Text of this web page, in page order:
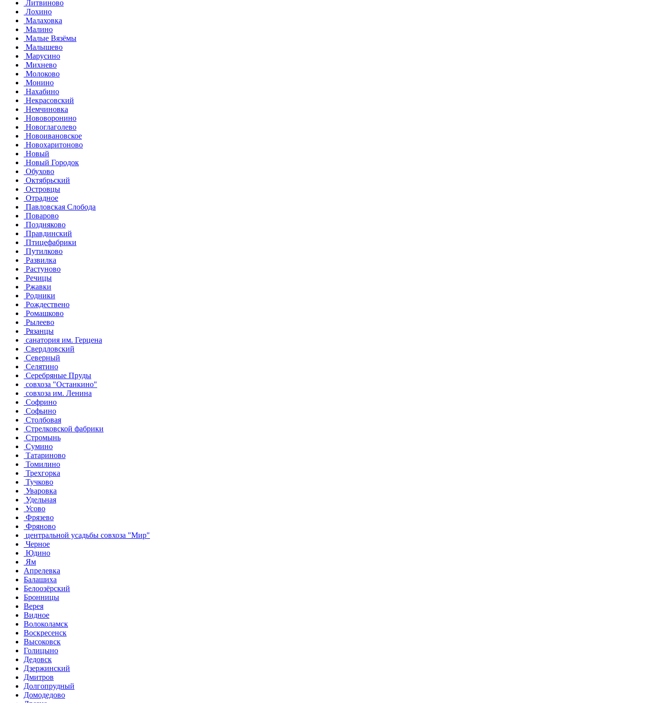
Литвиново
Лохино
Малаховка
Малино
Малые Вязёмы
Малышево
Марусино
Михнево
Молоково
Монино
Нахабино
Некрасовский
Немчиновка
Нововоронино
Новоглаголево
Новоивановское
Новохаритоново
Новый
Новый Городок
Обухово
Октябрьский
Островцы
Отрадное
Павловская Слобода
Поварово
Поздняково
Правдинский
Птицефабрики
Путилково
Развилка
Растуново
Речицы
Ржавки
Родники
Рождествено
Ромашково
Рылеево
Рязанцы
санатория им. Герцена
Свердловский
Северный
Селятино
Серебряные Пруды
совхоза "Останкино"
совхоза им. Ленина
Софрино
Софьино
Столбовая
Стрелковской фабрики
Стромынь
Сумино
Татариново
Томилино
Трехгорка
Тучково
Уваровка
Удельная
Усово
Фрязево
Фряново
центральной усадьбы совхоза "Мир"
Черное
Юдино
Ям
Апрелевка
Балашиха
Белоозёрский
Бронницы
Верея
Видное
Волоколамск
Воскресенск
Высоковск
Голицыно
Дедовск
Дзержинский
Дмитров
Долгопрудный
Домодедово